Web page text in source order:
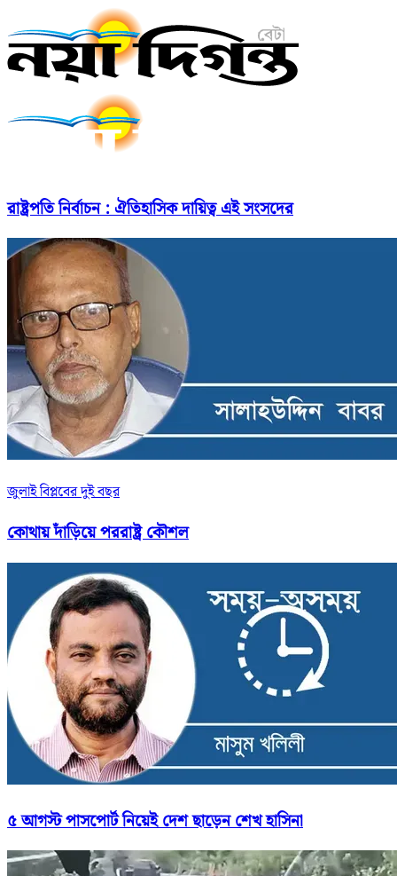
রাষ্ট্রপতি নির্বাচন : ঐতিহাসিক দায়িত্ব এই সংসদের
জুলাই বিপ্লবের দুই বছর
কোথায় দাঁড়িয়ে পররাষ্ট্র কৌশল
৫ আগস্ট পাসপোর্ট নিয়েই দেশ ছাড়েন শেখ হাসিনা